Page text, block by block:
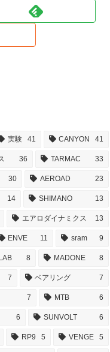
実験 41 CANYON 41
36 TARMAC 33
30 AEROAD 23
14 SHIMANO 13
エアロダイナミクス 13
ENVE 11 sram 9
8 MADONE 8
7 ベアリング 7
7 MTB 6
6 SUNVOLT 6
RP9 5 VENGE 5